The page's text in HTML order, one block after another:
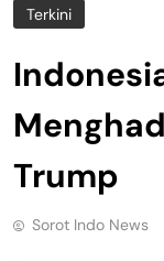
Terkini
Trump
Sorot Indo News